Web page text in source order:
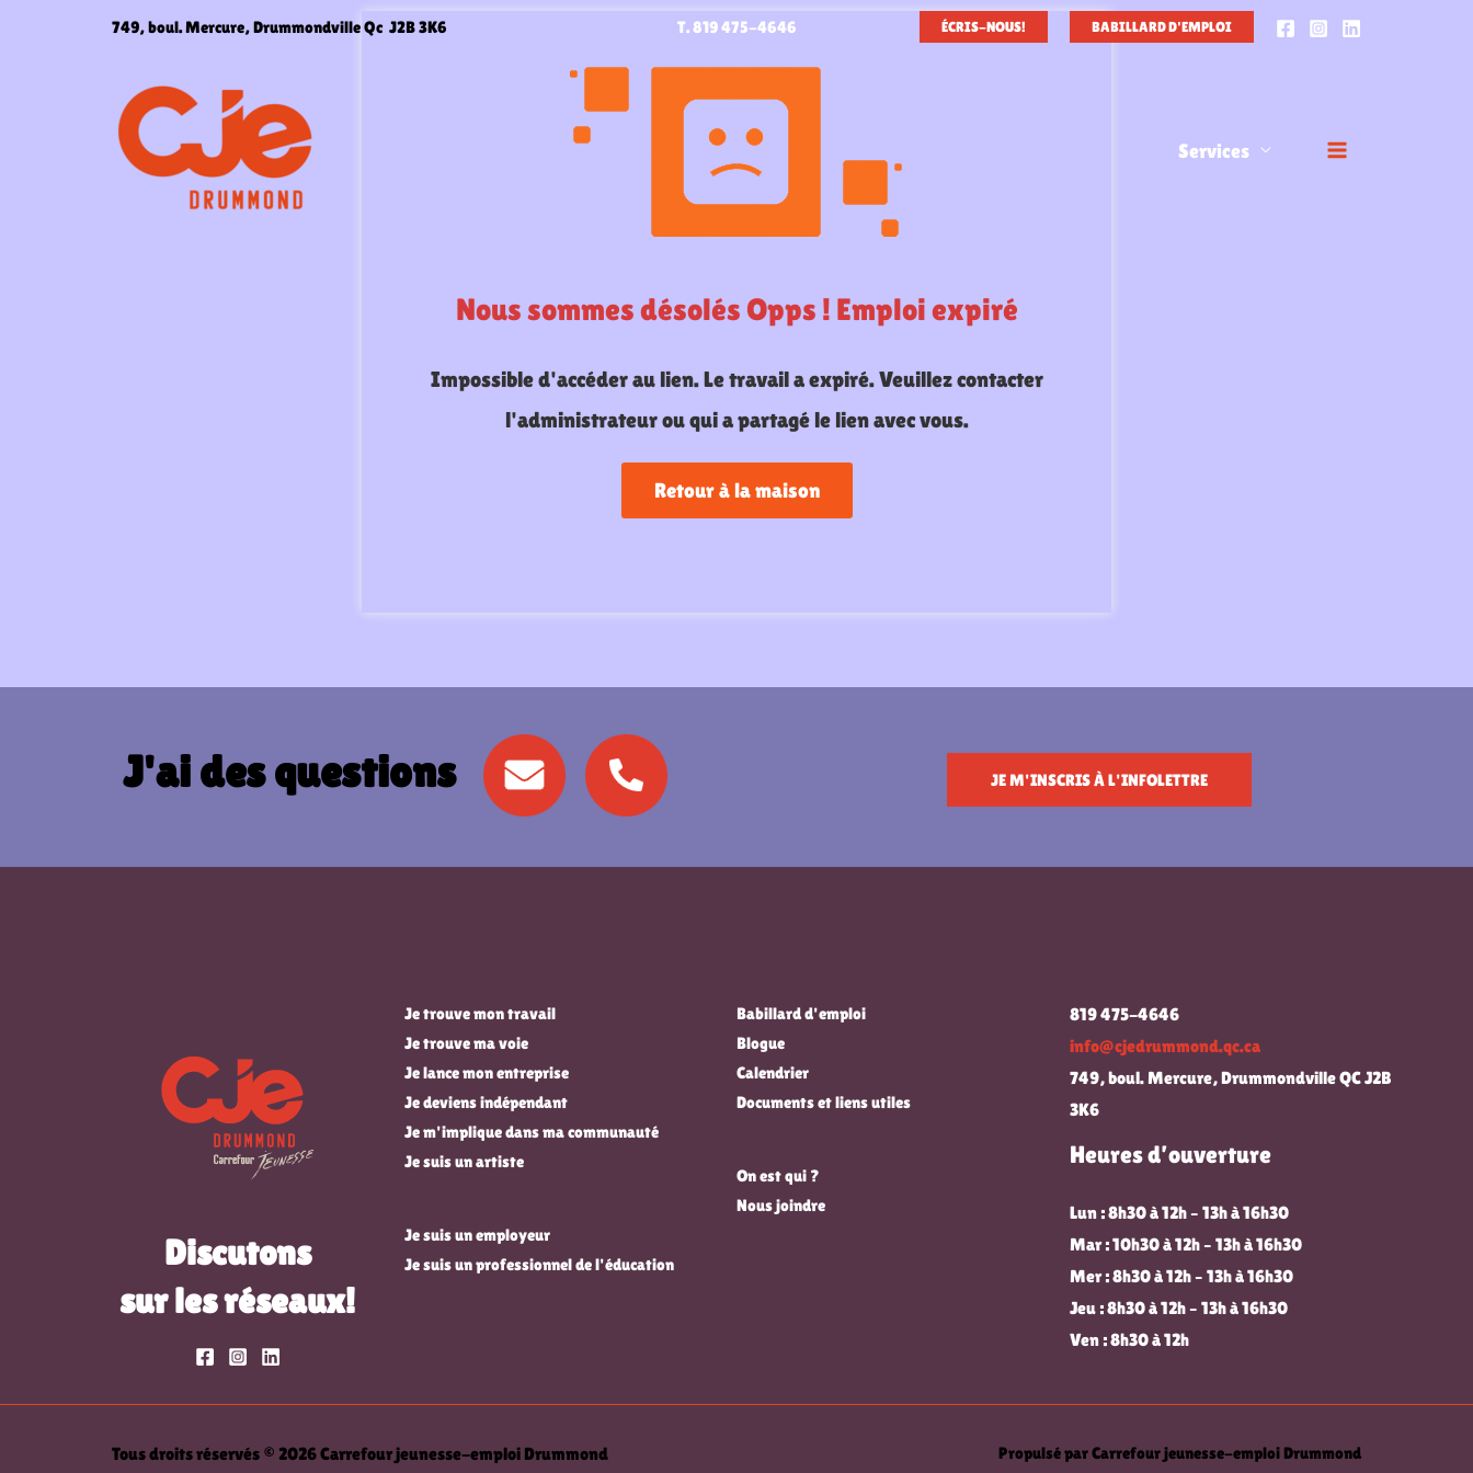
749, boul. Mercure, Drummondville Qc J2B 3K6 T. 819 475-4646 ÉCRIS-NOUS! BABILLARD D'EMPLOI
Services
Nous sommes désolés Opps ! Emploi expiré
Impossible d'accéder au lien. Le travail a expiré. Veuillez contacter
l'administrateur ou qui a partagé le lien avec vous.
Retour à la maison
J'ai des questions JE M'INSCRIS À L'INFOLETTRE
Discutons
sur les réseaux!
Je trouve mon travail
Je trouve ma voie
Je lance mon entreprise
Je deviens indépendant
Je m'implique dans ma communauté
Je suis un artiste
Je suis un employeur
Je suis un professionnel de l'éducation
Babillard d'emploi
Blogue
Calendrier
Documents et liens utiles
On est qui ?
Nous joindre
819 475-4646
info@cjedrummond.qc.ca
749, boul. Mercure, Drummondville QC J2B
3K6
Heures d’ouverture
Lun : 8h30 à 12h – 13h à 16h30
Mar : 10h30 à 12h – 13h à 16h30
Mer : 8h30 à 12h – 13h à 16h30
Jeu : 8h30 à 12h – 13h à 16h30
Ven : 8h30 à 12h
Tous droits réservés © 2026 Carrefour jeunesse-emploi Drummond
Propulsé par Carrefour jeunesse-emploi Drummond